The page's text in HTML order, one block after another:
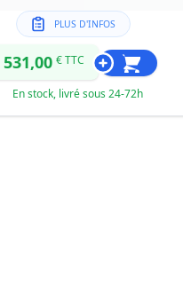
PLUS D'INFOS
531,00 € TTC
En stock, livré sous 24-72h